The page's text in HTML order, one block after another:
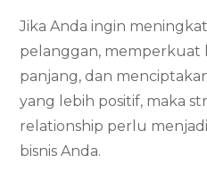
Jika Anda ingin
pelanggan, memperkuat
panjang, dan
yang lebih positif, maka
relationship perlu
bisnis Anda.